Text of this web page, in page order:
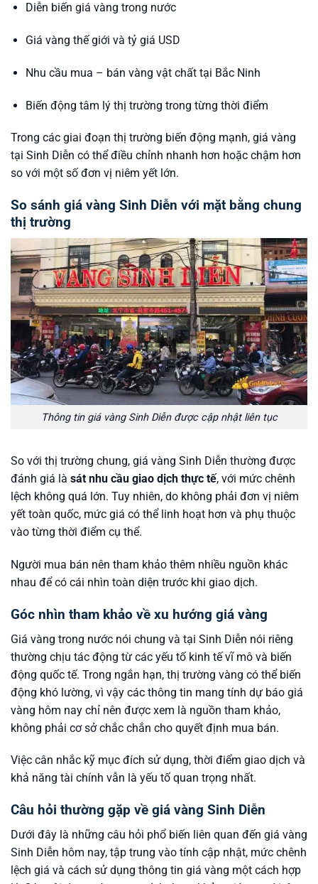
Diễn biến giá vàng trong nước
Giá vàng thế giới và tỷ giá USD
Nhu cầu mua – bán vàng vật chất tại Bắc Ninh
Biến động tâm lý thị trường trong từng thời điểm
Trong các giai đoạn thị trường biến động mạnh, giá vàng
tại Sinh Diễn có thể điều chỉnh nhanh hơn hoặc chậm hơn
so với một số đơn vị niêm yết lớn.
So sánh giá vàng Sinh Diễn với mặt bằng chung
thị trường
Thông tin giá vàng Sinh Diễn được cập nhật liên tục
So với thị trường chung, giá vàng Sinh Diễn thường được
đánh giá là sát nhu cầu giao dịch thực tế, với mức chênh
lệch không quá lớn. Tuy nhiên, do không phải đơn vị niêm
yết toàn quốc, mức giá có thể linh hoạt hơn và phụ thuộc
vào từng thời điểm cụ thể.
Người mua bán nên tham khảo thêm nhiều nguồn khác
nhau để có cái nhìn toàn diện trước khi giao dịch.
Góc nhìn tham khảo về xu hướng giá vàng
Giá vàng trong nước nói chung và tại Sinh Diễn nói riêng
thường chịu tác động từ các yếu tố kinh tế vĩ mô và biến
động quốc tế. Trong ngắn hạn, thị trường vàng có thể biến
động khó lường, vì vậy các thông tin mang tính dự báo giá
vàng hôm nay chỉ nên được xem là nguồn tham khảo,
không phải cơ sở chắc chắn cho quyết định mua bán.
Việc cân nhắc kỹ mục đích sử dụng, thời điểm giao dịch và
khả năng tài chính vẫn là yếu tố quan trọng nhất.
Câu hỏi thường gặp về giá vàng Sinh Diễn
Dưới đây là những câu hỏi phổ biến liên quan đến giá vàng
Sinh Diễn hôm nay, tập trung vào tính cập nhật, mức chênh
lệch giá và cách sử dụng thông tin giá vàng một cách hợp